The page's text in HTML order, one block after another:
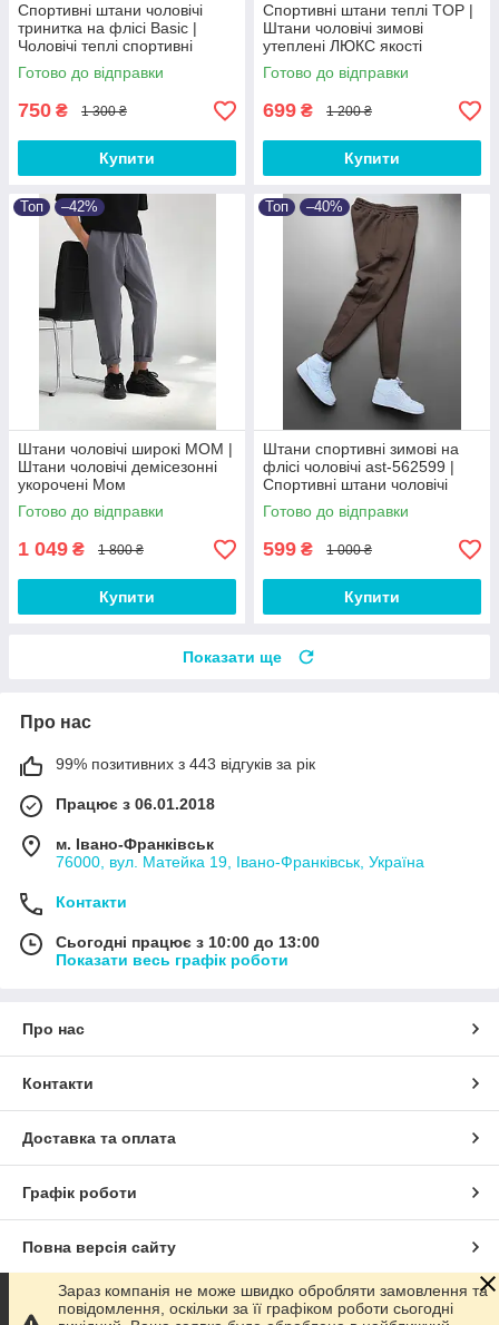
Спортивні штани чоловічі
тринитка на флісі Basic |
Чоловічі теплі спортивні
штани від XS до 3XL
Готово до відправки
750 ₴ 1 300 ₴
Купити
Спортивні штани теплі TOP |
Штани чоловічі зимові
утеплені ЛЮКС якості
Готово до відправки
699 ₴ 1 200 ₴
Купити
Топ –42%
Штани чоловічі широкі МОМ |
Штани чоловічі демісезонні
укорочені Мом
Готово до відправки
1 049 ₴ 1 800 ₴
Купити
Топ –40%
Штани спортивні зимові на
флісі чоловічі ast-562599 |
Спортивні штани чоловічі
теплі Люкс якості
Готово до відправки
599 ₴ 1 000 ₴
Купити
Показати ще
Про нас
99% позитивних з 443 відгуків за рік
Працює з 06.01.2018
м. Івано-Франківськ
76000, вул. Матейка 19, Івано-Франківськ, Україна
Контакти
Сьогодні працює з 10:00 до 13:00
Показати весь графік роботи
Про нас
Контакти
Доставка та оплата
Графік роботи
Повна версія сайту
Сайт створено на маркетплейсіProm.ua
Зараз компанія не може швидко обробляти замовлення та
повідомлення, оскільки за її графіком роботи сьогодні